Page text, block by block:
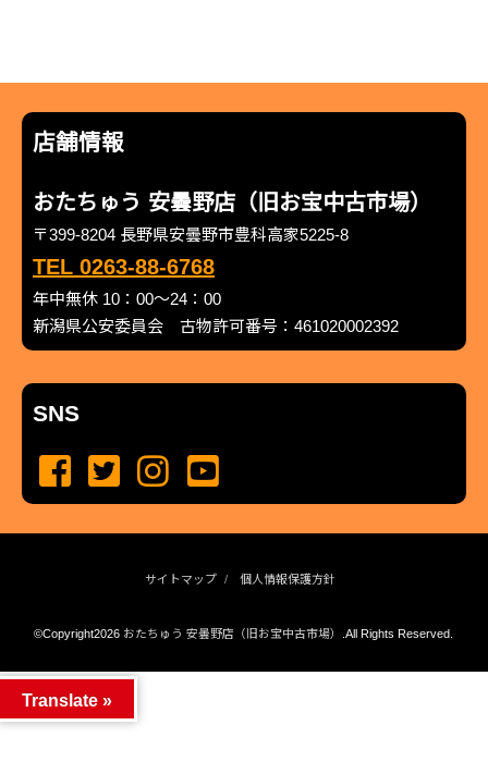
店舗情報
おたちゅう 安曇野店（旧お宝中古市場）
〒399-8204 長野県安曇野市豊科高家5225-8
TEL 0263-88-6768
年中無休 10：00～24：00
新潟県公安委員会 古物許可番号：461020002392
SNS
サイトマップ 個人情報保護方針
©Copyright2026 おたちゅう 安曇野店（旧お宝中古市場） .All Rights Reserved.
Translate »